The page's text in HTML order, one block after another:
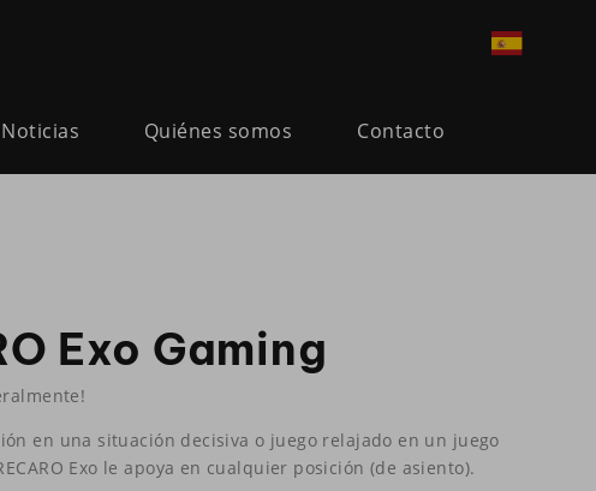
Noticias Quiénes somos Contacto
Exo Gaming
en una situación decisiva o juego relajado en un juego
Exo le apoya en cualquier posición (de asiento).